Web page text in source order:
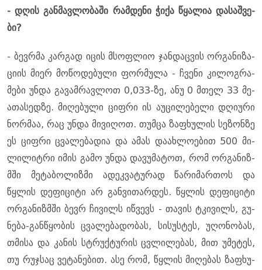
- დღის გან­მავ­ლო­ბა­ში რამ­დე­ნი ჭიქა წყა­ლია და­საშ­ვე­
ბი?
- ბევ­რმა კარ­გად იცის მსოფ­ლიო ჯან­დაც­ვის ორ­გა­ნი­ზა­
ცი­ის მიერ მო­წო­დე­ბუ­ლი ფორ­მუ­ლა - ჩვე­ნი კი­ლოგ­რა­
მე­ბი უნდა გა­ვამ­რავ­ლოთ 0,033-ზე, ანუ 0 მთელ 33 მე­
ა­თასედ­ზე. მი­ღე­ბუ­ლი ციფ­რი ის აუ­ცი­ლე­ბე­ლი დღი­უ­რი
ნორ­მაა, რაც უნდა მი­ვი­ღოთ. თუმ­ცა ზა­ფხუ­ლის სე­ზონ­ზე
ეს ციფ­რი ცვა­ლე­ბა­დია და ამას და­ახ­ლო­ე­ბით 500 მი­
ლი­ლიტ­რი იმის გამო უნდა და­ვუ­მა­ტოთ, რომ ორ­გა­ნიზ­
მში მე­ტა­ბო­ლიზ­მი ადეკ­ვა­ტუ­რად წა­რი­მარ­თოს და
წყლის დე­ფი­ცი­ტი არ გან­ვი­თარ­დეს. წყლის დე­ფი­ცი­ტი
ორ­გა­ნიზ­მში ბევრ ჩი­ვილს იწ­ვევს - თა­ვის ტკი­ვილს, გუ­
ნე­ბა-გან­წყო­ბის ცვა­ლე­ბა­დო­ბას, სი­სუს­ტეს, უღო­ნო­ბას,
თმი­სა და კა­ნის სტრუქ­ტუ­რის ცვლი­ლე­ბას, მით უმე­ტეს,
თუ რუჯ­საც ვე­ტა­ნე­ბით. ასე რომ, წყლის მი­ღე­ბას ზა­ფხუ­